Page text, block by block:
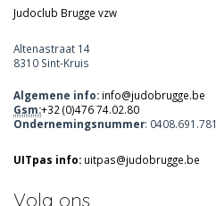
Judoclub Brugge vzw
Altenastraat 14
8310 Sint-Kruis
Algemene info: info@judobrugge.be
Gsm:+32 (0)476 74.02.80
Ondernemingsnummer: 0408.691.781
UITpas info: uitpas@judobrugge.be
Volg ons